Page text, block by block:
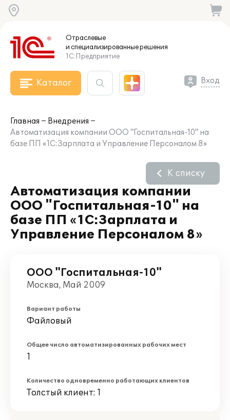
Отраслевые
и специализированныерешения
1С:Предприятие
Каталог Вход
Главная
Внедрения
Автоматизация компании ООО "Госпитальная-10" на
базе ПП «1С:Зарплата и Управление Персоналом 8»
Автоматизация компании
ООО "Госпитальная-10" на
базе ПП «1С:Зарплата и
Управление Персоналом 8»
К списку
ООО "Госпитальная-10"
Москва, Май 2009
Вариант работы
Файловый
Общее число автоматизированных рабочих мест
1
Количество одновременно работающих клиентов
Толстый клиент: 1